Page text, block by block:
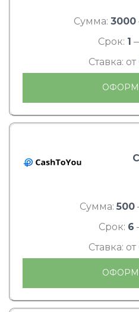
Сумма: 3000
Срок: 1
Ставка: от
Сумма: 500
Срок: 6
Ставка: от